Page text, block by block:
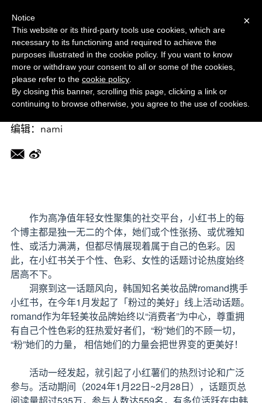
菜单 MORE
美容频道
韩国美妆品牌romand携手小红书，
发起「粉过的美好」话题活动
编辑：nami
作为高净值年轻女性聚集的社交平台，小红书上的每
个博主都是独一无二的个体，她们或个性张扬、或优雅知
性、或活力满满，但都尽情展现着属于自己的色彩。因
此，在小红书关于个性、色彩、女性的话题讨论热度始终
居高不下。
洞察到这一话题风向，韩国知名美妆品牌romand携手
小红书，在今年1月发起了「粉过的美好」线上活动话题。
romand作为年轻美妆品牌始终以“消费者”为中心，尊重拥
有自己个性色彩的狂热爱好者们，“粉”她们的不顾一切，
“粉”她们的力量， 相信她们的力量会把世界变的更美好！
活动一经发起，就引起了小红薯们的热烈讨论和广泛
参与。活动期间（2024年1月22日~2月28日），话题页总
×
Notice
This website or its third-party tools use cookies, which are
necessary to its functioning and required to achieve the
purposes illustrated in the cookie policy. If you want to know
more or withdraw your consent to all or some of the cookies,
please refer to the cookie policy
By closing this banner, scrolling this page, clicking a link or
continuing to browse otherwise, you agree to the use of cookies.